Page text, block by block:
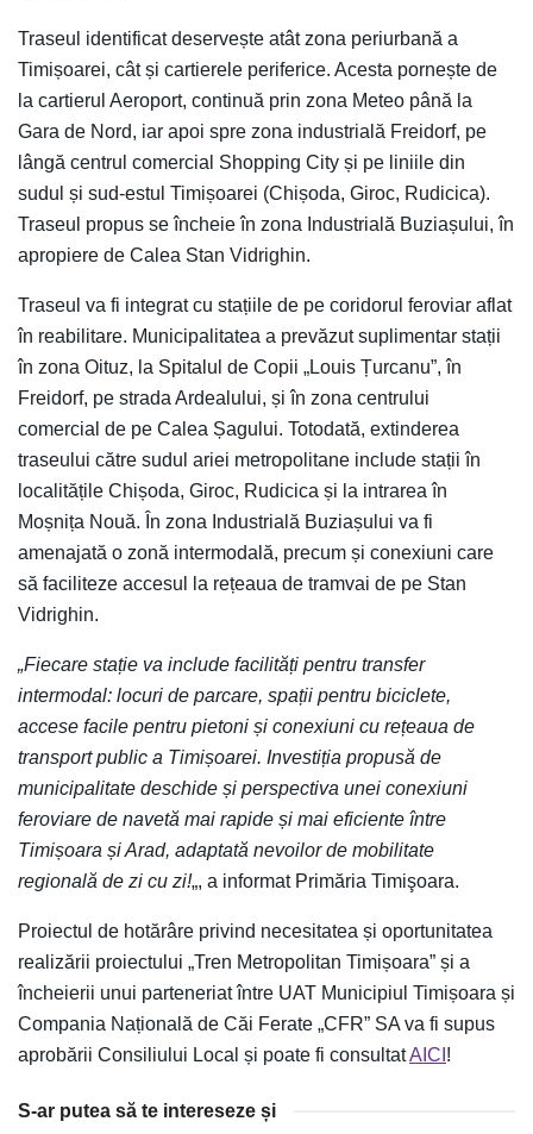
Traseul identificat deservește atât zona periurbană a
Timișoarei, cât și cartierele periferice. Acesta pornește de
la cartierul Aeroport, continuă prin zona Meteo până la
Gara de Nord, iar apoi spre zona industrială Freidorf, pe
lângă centrul comercial Shopping City și pe liniile din
sudul și sud-estul Timișoarei (Chișoda, Giroc, Rudicica).
Traseul propus se încheie în zona Industrială Buziașului, în
apropiere de Calea Stan Vidrighin.
Traseul va fi integrat cu stațiile de pe coridorul feroviar aflat
în reabilitare. Municipalitatea a prevăzut suplimentar stații
în zona Oituz, la Spitalul de Copii „Louis Țurcanu”, în
Freidorf, pe strada Ardealului, și în zona centrului
comercial de pe Calea Șagului. Totodată, extinderea
traseului către sudul ariei metropolitane include stații în
localitățile Chișoda, Giroc, Rudicica și la intrarea în
Moșnița Nouă. În zona Industrială Buziașului va fi
amenajată o zonă intermodală, precum și conexiuni care
să faciliteze accesul la rețeaua de tramvai de pe Stan
Vidrighin.
„Fiecare stație va include facilități pentru transfer
intermodal: locuri de parcare, spații pentru biciclete,
accese facile pentru pietoni și conexiuni cu rețeaua de
transport public a Timișoarei. Investiția propusă de
municipalitate deschide și perspectiva unei conexiuni
feroviare de navetă mai rapide și mai eficiente între
Timișoara și Arad, adaptată nevoilor de mobilitate
regională de zi cu zi!„, a informat Primăria Timişoara.
Proiectul de hotărâre privind necesitatea și oportunitatea
realizării proiectului „Tren Metropolitan Timișoara” și a
încheierii unui parteneriat între UAT Municipiul Timișoara și
Compania Națională de Căi Ferate „CFR” SA va fi supus
aprobării Consiliului Local și poate fi consultatAICI !
S-ar putea să te intereseze și